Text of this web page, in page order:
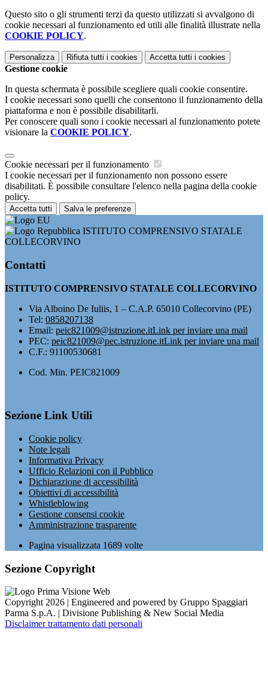
Questo sito o gli strumenti terzi da questo utilizzati si avvalgono di
cookie necessari al funzionamento ed utili alle finalità illustrate nella
COOKIE POLICY.
Personalizza Rifiuta tutti i cookies Accetta tutti i cookies
Gestione cookie
In questa schermata è possibile scegliere quali cookie consentire.
I cookie necessari sono quelli che consentono il funzionamento della
piattaforma e non è possibile disabilitarli.
Per conoscere quali sono i cookie necessari al funzionamento potete
visionare la COOKIE POLICY.
Cookie necessari per il funzionamento
I cookie necessari per il funzionamento non possono essere
disabilitati. È possibile consultare l'elenco nella pagina della cookie
policy.
Accetta tutti Salva le preferenze
ISTITUTO COMPRENSIVO STATALE
COLLECORVINO
Contatti
ISTITUTO COMPRENSIVO STATALE COLLECORVINO
Via Alboino De Iuliis, 1 – C.A.P. 65010 Collecorvino (PE)
Tel: 0858207138
Email: peic821009@istruzione.itLink per inviare una mail
PEC: peic821009@pec.istruzione.itLink per inviare una mail
C.F.: 91100530681
Cod. Min. PEIC821009
Sezione Link Utili
Cookie policy
Note legali
Informativa Privacy
Ufficio Relazioni con il Pubblico
Dichiarazione di accessibilità
Obiettivi di accessibilità
Whistleblowing
Gestione consensi cookie
Amministrazione trasparente
Pagina visualizzata 1689 volte
Sezione Copyright
Copyright 2026 | Engineered and powered by Gruppo Spaggiari
Parma S.p.A. | Divisione Publishing & New Social Media
Disclaimer trattamento dati personali